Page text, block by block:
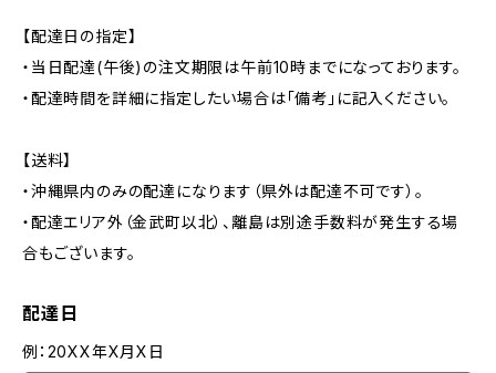
【配達日の指定】
・当日配達(午後)の注文期限は午前10時までになっております。
・配達時間を詳細に指定したい場合は「備考」に記入ください。
【送料】
・沖縄県内のみの配達になります（県外は配達不可です）。
・配達エリア外（金武町以北）、離島は別途手数料が発生する場
合もございます。
配達日
例：20XX年X月X日